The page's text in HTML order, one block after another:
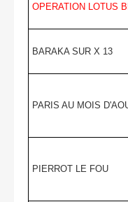
OPERATION LOTUS
BARAKA SUR X 13
PARIS AU MOIS
PIERROT LE FOU